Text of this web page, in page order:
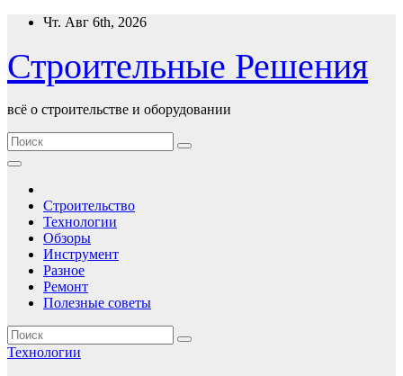
Перейти
содержимому
Чт. Авг 6th, 2026
Строительные Решения
всё о строительстве и оборудовании
Строительство
Технологии
Обзоры
Инструмент
Разное
Ремонт
Полезные советы
Технологии